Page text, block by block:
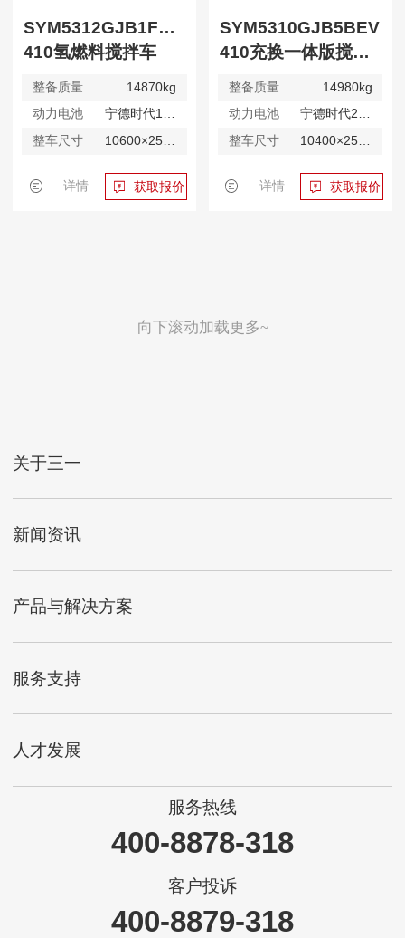
SYM5312GJB1FCEV
410氢燃料搅拌车
整备质量
14870kg
动力电池
宁德时代127kWh
整车尺寸
10600×2530×3995mm
详情 获取报价
SYM5310GJB5BEV
410充换一体版搅拌车
整备质量
14980kg
动力电池
宁德时代282kWh
整车尺寸
10400×2530×3980mm
详情 获取报价
向下滚动加载更多~
关于三一
新闻资讯
产品与解决方案
服务支持
人才发展
服务热线
400-8878-318
客户投诉
400-8879-318